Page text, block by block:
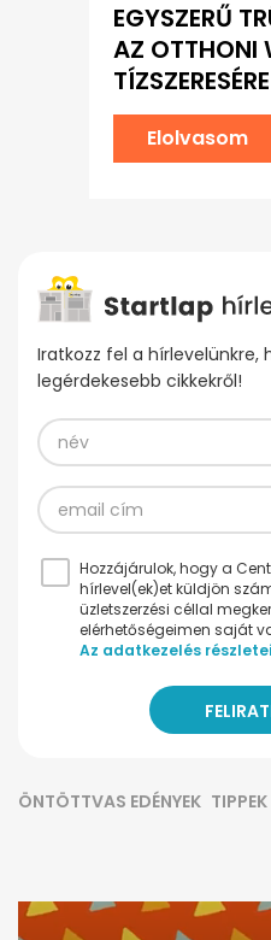
EGYSZERŰ
AZ OTTHONI
Elolvasom
Iratkozz fel a hírlevelünkre,
legérdekesebb cikkekről!
Hozzájárulok, hogy a
hírlevel(ek)et küldjön
üzletszerzési céllal
elérhetőségeimen saját
Az adatkezelés részletei
ÖNTÖTTVAS EDÉNYEK